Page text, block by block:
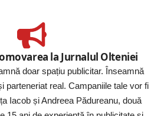
la Jurnalul Olteniei
doar spațiu publicitar. Înseamnă
parteneriat real. Campaniile tale vor fi
Iacob și Andreea Pădureanu, două